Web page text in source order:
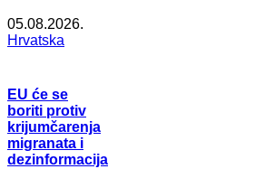
05.08.2026.
Hrvatska
EU će se
boriti protiv
krijumčarenja
migranata i
dezinformacija